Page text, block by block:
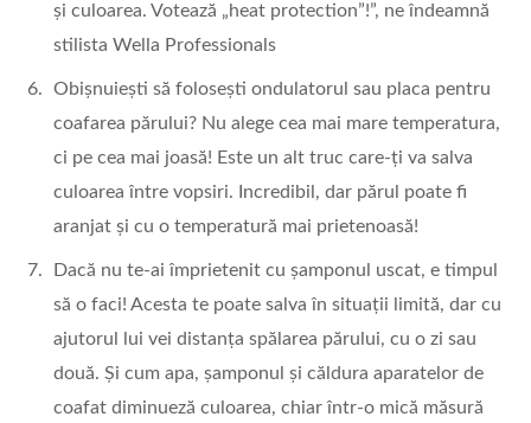
și culoarea. Votează „heat protection”!”, ne îndeamnă
stilista Wella Professionals
Obișnuiești să folosești ondulatorul sau placa pentru
coafarea părului? Nu alege cea mai mare temperatura,
ci pe cea mai joasă! Este un alt truc care-ți va salva
culoarea între vopsiri. Incredibil, dar părul poate fi
aranjat și cu o temperatură mai prietenoasă!
Dacă nu te-ai împrietenit cu șamponul uscat, e timpul
să o faci! Acesta te poate salva în situații limită, dar cu
ajutorul lui vei distanța spălarea părului, cu o zi sau
două. Și cum apa, șamponul și căldura aparatelor de
coafat diminueză culoarea, chiar într-o mică măsură